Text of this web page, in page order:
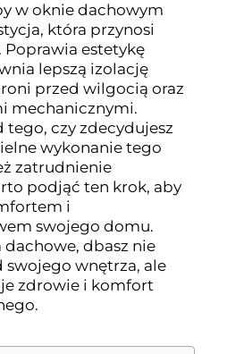
w oknie dachowym
która przynosi
Poprawia estetykę
lepszą izolację
przed wilgocią oraz
mechanicznymi.
tego, czy zdecydujesz
wykonanie tego
zatrudnienie
podjąć ten krok, aby
i
swojego domu.
dachowe, dbasz nie
swojego wnętrza, ale
zdrowie i komfort